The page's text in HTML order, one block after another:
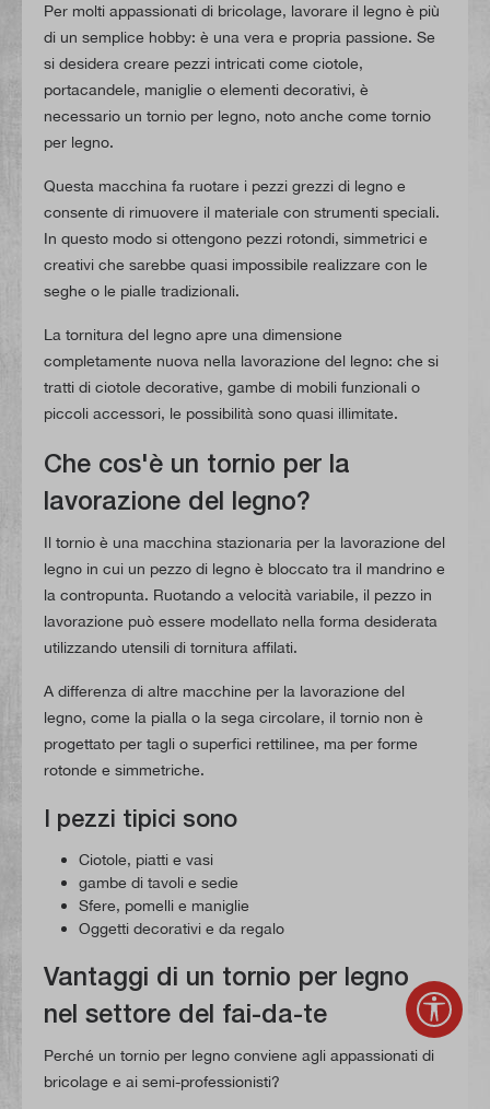
Per molti appassionati di bricolage, lavorare il legno è più
di un semplice hobby: è una vera e propria passione. Se
si desidera creare pezzi intricati come ciotole,
portacandele, maniglie o elementi decorativi, è
necessario un tornio per legno, noto anche come tornio
per legno.
Questa macchina fa ruotare i pezzi grezzi di legno e
consente di rimuovere il materiale con strumenti speciali.
In questo modo si ottengono pezzi rotondi, simmetrici e
creativi che sarebbe quasi impossibile realizzare con le
seghe o le pialle tradizionali.
La tornitura del legno apre una dimensione
completamente nuova nella lavorazione del legno: che si
tratti di ciotole decorative, gambe di mobili funzionali o
piccoli accessori, le possibilità sono quasi illimitate.
Che cos'è un tornio per la
lavorazione del legno?
Il tornio è una macchina stazionaria per la lavorazione del
legno in cui un pezzo di legno è bloccato tra il mandrino e
la contropunta. Ruotando a velocità variabile, il pezzo in
lavorazione può essere modellato nella forma desiderata
utilizzando utensili di tornitura affilati.
A differenza di altre macchine per la lavorazione del
legno, come la pialla o la sega circolare, il tornio non è
progettato per tagli o superfici rettilinee, ma per forme
rotonde e simmetriche.
I pezzi tipici sono
Ciotole, piatti e vasi
gambe di tavoli e sedie
Sfere, pomelli e maniglie
Oggetti decorativi e da regalo
Vantaggi di un tornio per legno
nel settore del fai-da-te
Perché un tornio per legno conviene agli appassionati di
bricolage e ai semi-professionisti?